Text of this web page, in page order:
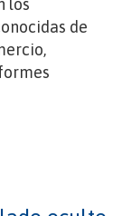
los
de